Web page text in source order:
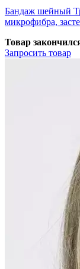
Бандаж шейный
микрофибра,
Товар
Запросить товар